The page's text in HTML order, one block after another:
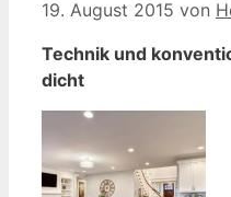
19. August 2015 von
Technik und
dicht